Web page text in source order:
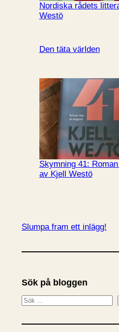
Nordiska rådets
Westö
Den täta världen
Skymning 41:
av Kjell Westö
Slumpa fram ett inlägg!
Sök på bloggen
S
k